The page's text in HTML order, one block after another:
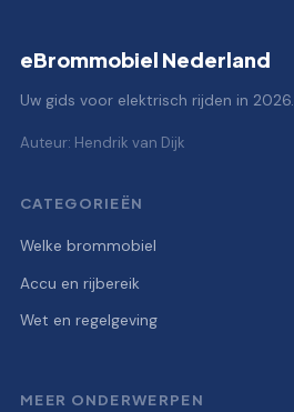
eBrommobiel Nederland
Uw gids voor elektrisch rijden in 2026.
Auteur: Hendrik van Dijk
CATEGORIEËN
Welke brommobiel
Accu en rijbereik
Wet en regelgeving
MEER ONDERWERPEN